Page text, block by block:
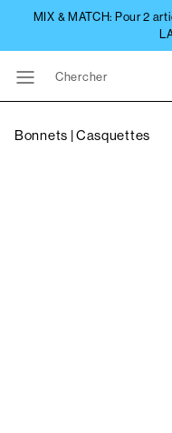
Chercher
Bonnets | Casquettes